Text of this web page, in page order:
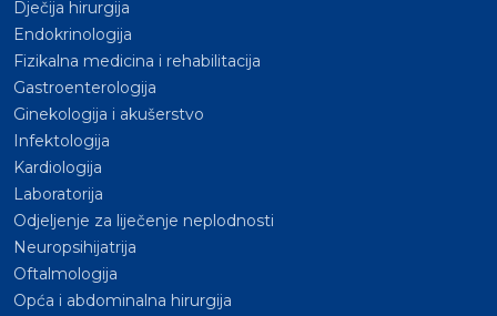
Dječija hirurgija
Endokrinologija
Fizikalna medicina i rehabilitacija
Gastroenterologija
Ginekologija i akušerstvo
Infektologija
Kardiologija
Laboratorija
Odjeljenje za liječenje neplodnosti
Neuropsihijatrija
Oftalmologija
Opća i abdominalna hirurgija